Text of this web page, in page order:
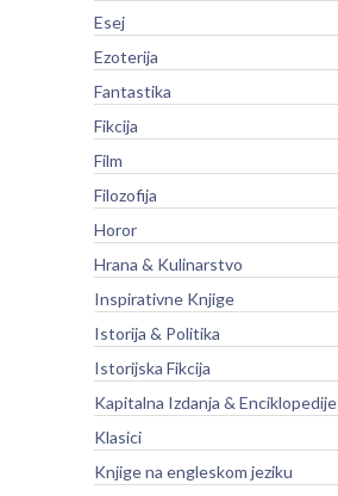
Esej
Ezoterija
Fantastika
Fikcija
Film
Filozofija
Horor
Hrana & Kulinarstvo
Inspirativne Knjige
Istorija & Politika
Istorijska Fikcija
Kapitalna Izdanja & Enciklopedije
Klasici
Knjige na engleskom jeziku